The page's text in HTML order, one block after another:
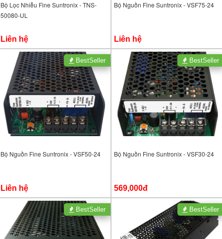
Bộ Lọc Nhiễu Fine Suntronix - TNS-
50080-UL
Liên hệ
Bộ Nguồn Fine Suntronix - VSF75-24
Liên hệ
Bộ Nguồn Fine Suntronix - VSF50-24
Liên hệ
BestSeller
Bộ Nguồn Fine Suntronix - VSF30-24
569,000đ
BestSeller
BestSeller BestSeller